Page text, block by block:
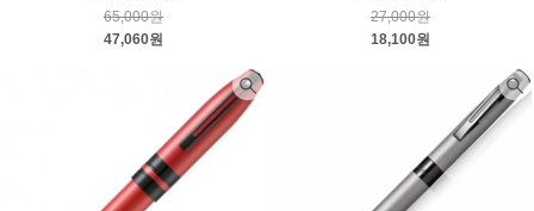
65,000원
47,060원
27,000원
18,100원